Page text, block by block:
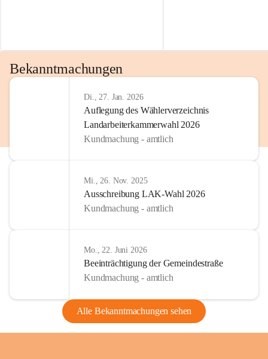
Bekanntmachungen
Di., 27. Jan. 2026
Auflegung des Wählerverzeichnis
Landarbeiterkammerwahl 2026
Kundmachung - amtlich
Mi., 26. Nov. 2025
Ausschreibung LAK-Wahl 2026
Kundmachung - amtlich
Mo., 22. Juni 2026
Beeinträchtigung der Gemeindestraße
Kundmachung - amtlich
Alle Bekanntmachungen sehen